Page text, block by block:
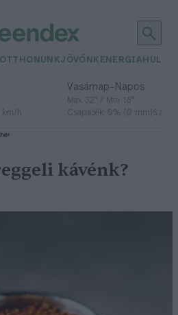
OTTHONUNKJÖVŐNK ENERGIA
km/h
Vasárnap– Napos
Max 32° / Min 18°
Csapadék: 0% (0 mm)Szél:
kávénk?